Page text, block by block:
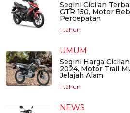
Segini Cicilan
GTR 150, Motor
Percepatan
1 tahun
UMUM
Segini Harga
2024, Motor Trail
Jelajah Alam
1 tahun
NEWS